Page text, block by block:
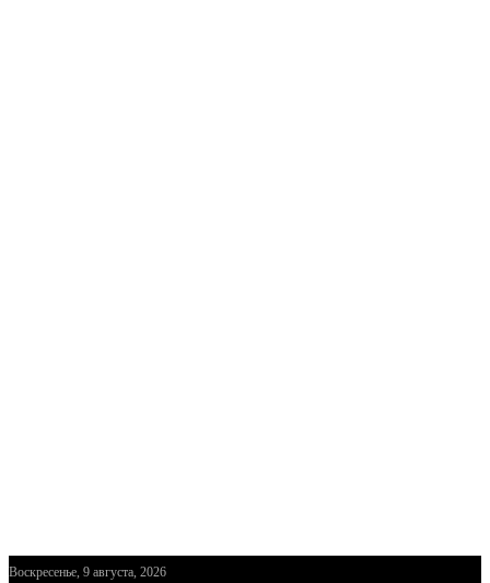
Воскресенье, 9 августа, 2026